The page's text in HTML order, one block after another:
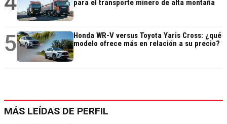
para el transporte minero de alta montaña
5
Honda WR-V versus Toyota Yaris Cross: ¿qué
modelo ofrece más en relación a su precio?
MÁS LEÍDAS DE PERFIL